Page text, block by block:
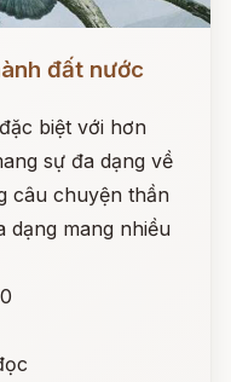
đất nước
biệt với hơn
sự đa dạng về
câu chuyện thần
dạng mang nhiều